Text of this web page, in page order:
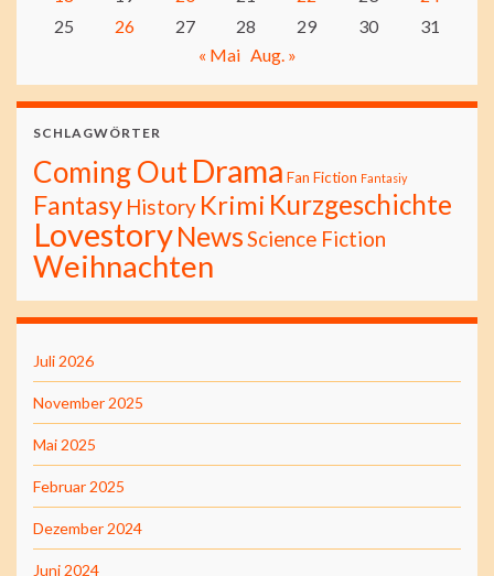
25
26 27 28 29 30
31
« Mai Aug. »
SCHLAGWÖRTER
Coming OutDrama Fan Fiction Fantasiy
Fantasy History Krimi Kurzgeschichte
LovestoryNewsScience Fiction
Weihnachten
Juli 2026
November 2025
Mai 2025
Februar 2025
Dezember 2024
Juni 2024